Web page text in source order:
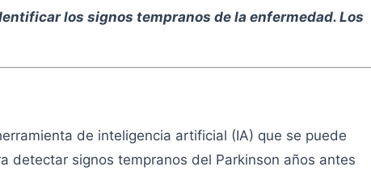
los signos tempranos de la enfermedad. Los
de inteligencia artificial (IA) que se puede
detectar signos tempranos del Parkinson años antes